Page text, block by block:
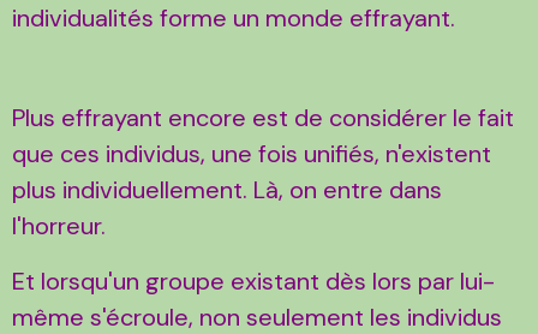
individualités forme un monde effrayant.
Plus effrayant encore est de considérer le fait
que ces individus, une fois unifiés, n'existent
plus individuellement. Là, on entre dans
l'horreur.
Et lorsqu'un groupe existant dès lors par lui-
même s'écroule, non seulement les individus